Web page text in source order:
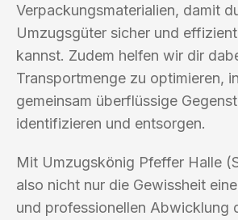
Verpackungsmaterialien, damit
Umzugsgüter sicher und
kannst. Zudem helfen wir dir
Transportmenge zu optimieren,
gemeinsam überflüssige
identifizieren und entsorgen.
Mit Umzugskönig Pfeffer Halle
also nicht nur die Gewissheit
und professionellen Abwicklung